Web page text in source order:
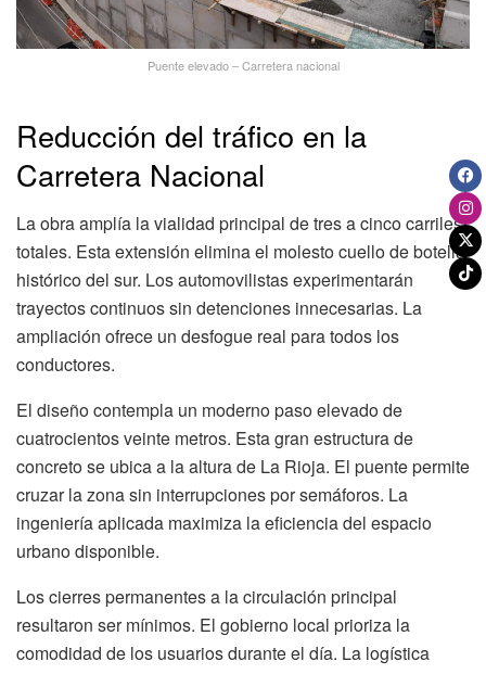
Puente elevado – Carretera nacional
Reducción del tráfico en la
Carretera Nacional
La obra amplía la vialidad principal de tres a cinco carriles
totales. Esta extensión elimina el molesto cuello de botella
histórico del sur. Los automovilistas experimentarán
trayectos continuos sin detenciones innecesarias. La
ampliación ofrece un desfogue real para todos los
conductores.
El diseño contempla un moderno paso elevado de
cuatrocientos veinte metros. Esta gran estructura de
concreto se ubica a la altura de La Rioja. El puente permite
cruzar la zona sin interrupciones por semáforos. La
ingeniería aplicada maximiza la eficiencia del espacio
urbano disponible.
Los cierres permanentes a la circulación principal
resultaron ser mínimos. El gobierno local prioriza la
comodidad de los usuarios durante el día. La logística